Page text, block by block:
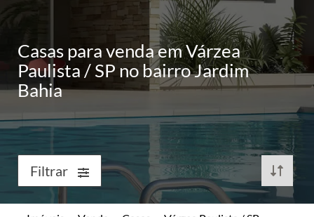
Casas para venda em Várzea
Paulista / SP no bairro Jardim
Bahia
Filtrar